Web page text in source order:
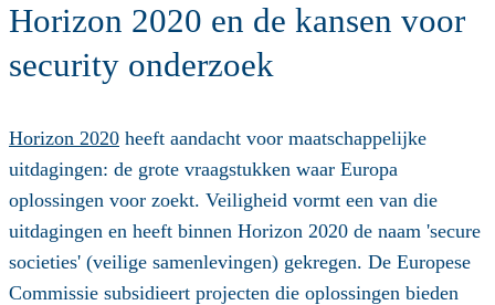
Horizon 2020 en de kansen voor
security onderzoek
Horizon 2020 heeft aandacht voor maatschappelijke
uitdagingen: de grote vraagstukken waar Europa
oplossingen voor zoekt. Veiligheid vormt een van die
uitdagingen en heeft binnen Horizon 2020 de naam 'secure
societies' (veilige samenlevingen) gekregen. De Europese
Commissie subsidieert projecten die oplossingen bieden